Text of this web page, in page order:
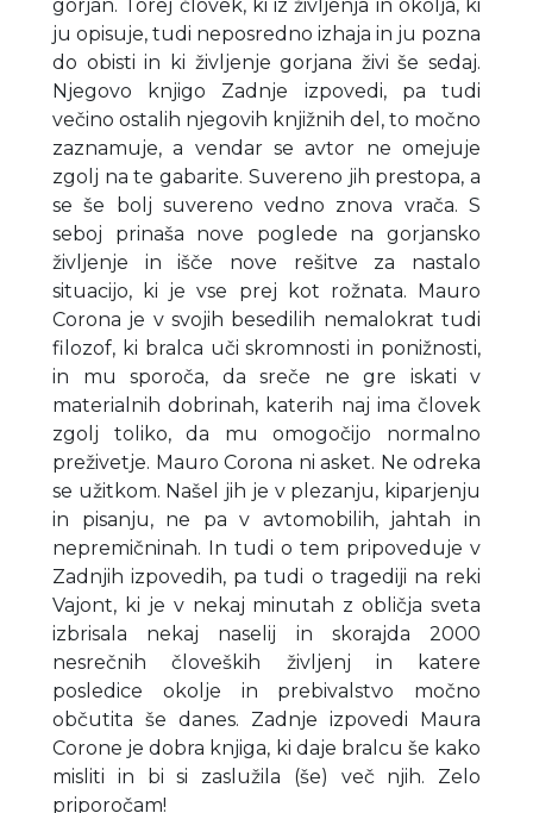
gorjan. Torej človek, ki iz življenja in okolja, ki
ju opisuje, tudi neposredno izhaja in ju pozna
do obisti in ki življenje gorjana živi še sedaj.
Njegovo knjigo Zadnje izpovedi, pa tudi
večino ostalih njegovih knjižnih del, to močno
zaznamuje, a vendar se avtor ne omejuje
zgolj na te gabarite. Suvereno jih prestopa, a
se še bolj suvereno vedno znova vrača. S
seboj prinaša nove poglede na gorjansko
življenje in išče nove rešitve za nastalo
situacijo, ki je vse prej kot rožnata. Mauro
Corona je v svojih besedilih nemalokrat tudi
filozof, ki bralca uči skromnosti in ponižnosti,
in mu sporoča, da sreče ne gre iskati v
materialnih dobrinah, katerih naj ima človek
zgolj toliko, da mu omogočijo normalno
preživetje. Mauro Corona ni asket. Ne odreka
se užitkom. Našel jih je v plezanju, kiparjenju
in pisanju, ne pa v avtomobilih, jahtah in
nepremičninah. In tudi o tem pripoveduje v
Zadnjih izpovedih, pa tudi o tragediji na reki
Vajont, ki je v nekaj minutah z obličja sveta
izbrisala nekaj naselij in skorajda 2000
nesrečnih človeških življenj in katere
posledice okolje in prebivalstvo močno
občutita še danes. Zadnje izpovedi Maura
Corone je dobra knjiga, ki daje bralcu še kako
misliti in bi si zaslužila (še) več njih. Zelo
priporočam!